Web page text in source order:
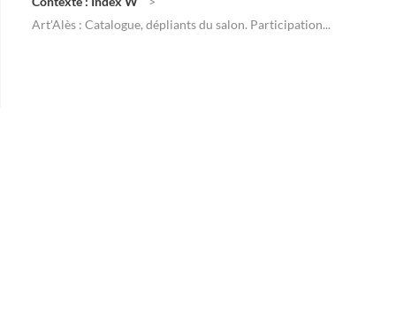
Art'Alès : Catalogue, dépliants du salon. Participation...